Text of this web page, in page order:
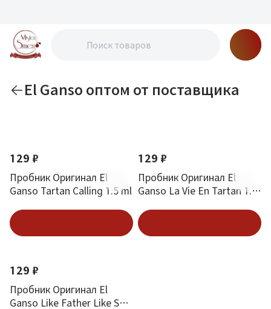
El Ganso оптом от поставщика
129 ₽
Пробник Оригинал El
Ganso Tartan Calling 1.5 ml
129 ₽
Пробник Оригинал El
Ganso La Vie En Tartan 1.5
129 ₽
Пробник Оригинал El
Ganso Like Father Like Son